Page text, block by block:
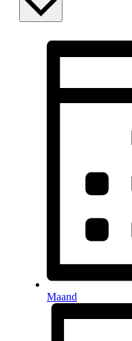
Maand